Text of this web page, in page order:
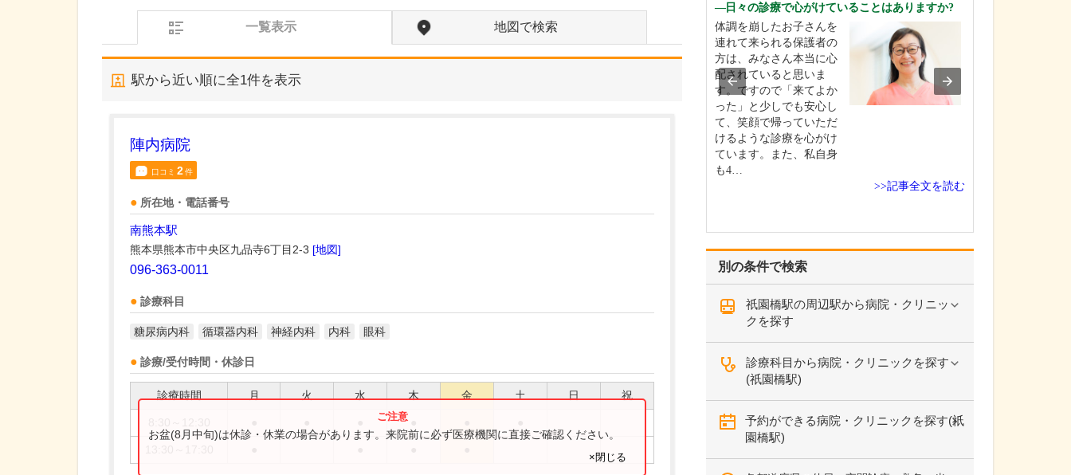
一覧表示 地図で検索
駅から近い順に全1件を表示
陣内病院
口コミ 2件
所在地・電話番号
南熊本駅
熊本県熊本市中央区九品寺6丁目2-3 [地図]
096-363-0011
診療科目
糖尿病内科 循環器内科 神経内科 内科 眼科
診療/受付時間・休診日
診療時間 月 火 水 木 金 土 日 祝
お盆(8月中旬)は休診・休業の場合があります。来院前に必ず医療機関に直接ご確認ください。
×閉じる
別の条件で検索
祇園橋駅の周辺駅から病院・クリニッ
クを探す
診療科目から病院・クリニックを探す
(祇園橋駅)
予約ができる病院・クリニックを探す(祇
園橋駅)
たのにはどのような理由があったのでしょうか?
心不全という病気は発症
すると治ることはなく、
日々の診療で心がけていることはありますか?
体調を崩したお子さんを
連れて来られる保護者の
方は、みなさん本当に心
配されていると思いま
す。ですので「来てよか
った」と少しでも安心し
て、笑顔で帰っていただ
けるような診療を心がけ
ています。また、私自身
も4…
>>記事全文を読む